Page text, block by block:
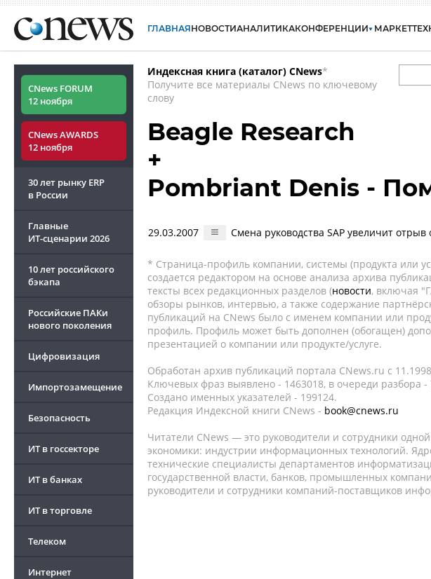
ГЛАВНАЯНОВОСТИАНАЛИТИКАКОНФЕРЕНЦИИ МАРКЕТ
CNews FORUM
12 ноября
CNews AWARDS
12 ноября
30 лет рынку ERP
в России
Главные
ИТ-сценарии 2026
10 лет российского
бэкапа
Российские ПАКи
нового поколения
Цифровизация
Импортозамещение
Безопасность
ИТ в госсекторе
ИТ в банках
ИТ в торговле
Телеком
Интернет
Индексная книга (каталог) CNews*
Получите все материалы CNews по ключевому
слову
Beagle Research
+
Pombriant Denis -
29.03.2007 Смена руководства SAP увеличит отрыв
* Страница-профиль компании, системы (продукта или
создается редактором на основе анализа архива
тексты всех редакционных разделов (новости, включая
обзоры рынков, интервью, а также содержание
публикаций на CNews было с именем компании или
профиль. Профиль может быть дополнен (обогащен)
презентацией о компании или продукте/услуге.
Обработан архив публикаций портала CNews.ru c
Ключевых фраз выявлено - 1463018, в очереди разбора -
Создано именных указателей - 199124.
Редакция Индексной книги CNews - book@cnews.ru
Читатели CNews — это руководители и сотрудники
экономики: индустрии информационных технологий.
технические специалисты департаментов
государственной власти, банков, промышленных
руководители и сотрудники компаний-поставщиков